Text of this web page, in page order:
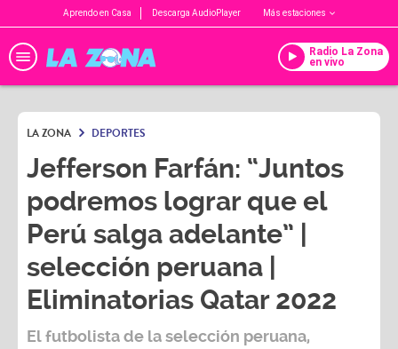
Aprendo en Casa Descarga AudioPlayer Más estaciones
Radio La Zona
en vivo
LA ZONA DEPORTES
Jefferson Farfán: “Juntos
podremos lograr que el
Perú salga adelante” |
selección peruana |
Eliminatorias Qatar 2022
El futbolista de la selección peruana,